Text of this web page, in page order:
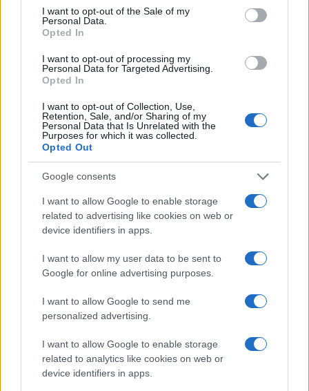
consent section.
I want to opt-out of the Sale of my
Personal Data.
Opted In
I want to opt-out of processing my
Personal Data for Targeted Advertising.
Opted In
I want to opt-out of Collection, Use,
Retention, Sale, and/or Sharing of my
Personal Data that Is Unrelated with the
Purposes for which it was collected.
Opted Out
Google consents
I want to allow Google to enable storage
related to advertising like cookies on web or
device identifiers in apps.
I want to allow my user data to be sent to
Google for online advertising purposes.
I want to allow Google to send me
personalized advertising.
I want to allow Google to enable storage
related to analytics like cookies on web or
device identifiers in apps.
Lucía Herrera · 10 Ago 2026
COTIZACIONES CRYPTO
Nombre
Bitcoin
(BTC)
Ethereum
(ETH)
$1,918.87
BNB
(BNB)
$604.44
$1.03
Solana
(SOL)